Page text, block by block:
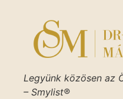
Legyünk közösen az
– Smylist®